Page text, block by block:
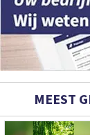
MEEST